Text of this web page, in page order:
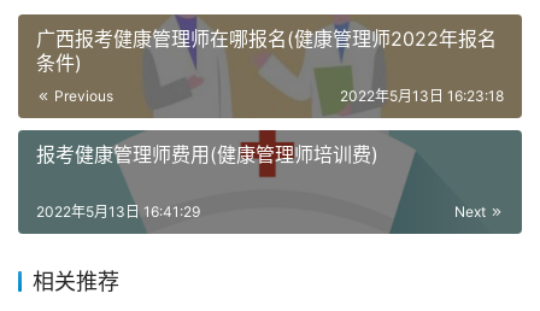
健康管理师报考条件
健康管理师（国家职业资格三级）须具备以下条件之一：
（1）具有医药卫生专业大学专科以上学历证书。
（2）具有非医药卫生专业大学专科以上学历证书，连续从
正规培训达规定标准学时数，并取得结业证书。
广西报考健康管理师在哪报名(健康管理师2022年报名
条件)
Previous 2022年5月13日 16:23:18
报考健康管理师费用(健康管理师培训费)
Next
2022年5月13日 16:41:29
相关推荐